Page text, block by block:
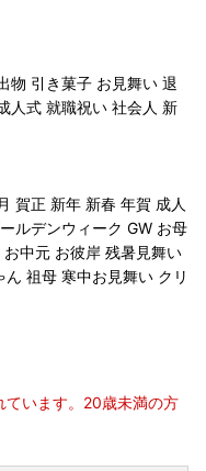
物 引き菓子 お見舞い 退
人式 就職祝い 社会人 新
賀正 新年 新春 年賀 成人
ルデンウィーク GW お母
中元 お彼岸 残暑見舞い
祖母 寒中お見舞い クリ
います。20歳未満の方